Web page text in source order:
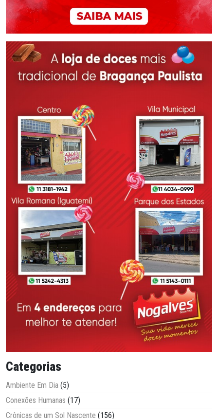
Categorias
Ambiente Em Dia (5)
Conexões Humanas (17)
Crônicas de um Sol Nascente (156)